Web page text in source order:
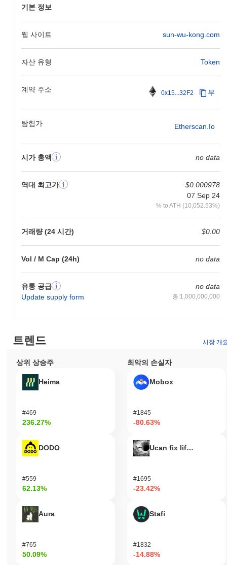
기본 정보
웹 사이트 sun-wu-kong.com
자산 유형 Token
계약 주소 0x15...32F2 부
탐험가 Etherscan.io
시가 총액 no data
역대 최고가
$0.000978
07 Sep 24
% to ATH (10,052.53%)
거래량 (24 시간) $0.00
Vol / M Cap (24h) no data
유통 공급
Update supply form
no data
총:1,000,000,000
2024년 중반까지 최종화될 것으로 예상됩니다. 이 협력은 생태계
하고 커뮤니티 참여를 촉진하기 위한 더 넓은 전략의 일환으로, 공
손오공의 차별점은 무엇인가?
손오공은 혁신적인 레이어 2(L2) 아키텍처를 통해 전통적인 블록체
인 솔루션에 비해 거래 처리량을 향상시키고 지연 시간을 줄입니
다. 이 설계는 샤딩 기술을 활용하여 거래의 병렬 처리를 가능하게
하여 확장성과 효율성을 크게 개선합니다. 또한, 손오공은 분산화
와 보안을 균형 있게 유지하는 독특한 합의 메커니즘을 통합하여
강력한 거래 검증을 보장하면서도 높은 수준의 네트워크 참여를 유
성과 매력을 넓힙니다. 생태계는 개발자 도구와 SDK의 다양한 범
위를 제공하여 쉬운 통합 및 애플리케이션 개발을 촉진하며, 창작
자들의 활기찬 커뮤니티를 조성합니다. 주목할 만한 프로젝트 및
조직과의 파트너십은 그 기능을 더욱 향상시켜 손오공이 진화하는
분산 기술 환경에서 독특한 역할을 할 수 있도록 기여합니다. 이러
한 고급 기술, 강력한 개발자 지원 및 전략적 파트너십의 조합은 손
오공을 블록체인 공간에서 주목할 만한 플레이어로 자리매김하게
합니다.
손오공으로 무엇을 할 수 있는가?
손오공 토큰은 생태계 내에서 여러 실용적인 용도로 사용됩니다.
주로 거래 수수료로 사용되어 사용자가 가치를 전송하고 플랫폼에
구축된 분산 애플리케이션(dApps)과 상호작용할 수 있게 합니다.
손오공 보유자는 스테이킹에 참여할 수 있으며, 이는 네트워크를
자에게 손오공은 dApps 및 통합을 구축하기 위한 도구를 제공하여
생태계 내 혁신을 촉진합니다. 이 플랫폼은 거래 및 기타 기능을 위
니다. 전반적으로 이 토큰은 사용자 참여와 개발자 협업을 증진시
켜 활기차고 활동적인 커뮤니티에 기여합니다.
손오공은 여전히 활동적이거나 관련성이 있는가?
손오공은 2023년 9월에 발표된 최근의 거버넌스 제안을 통해 여전
히 활동적이며, 이는 커뮤니티 참여와 의사 결정 과정을 강화하는
자 경험을 개선하는 데 중점을 두고 있으며, 업데이트는 정기적으
로 GitHub 저장소에 푸시되고 있습니다. 이 프로젝트는 여러 분산
다. 또한, 이 프로젝트는 여러 거래소에서 지속적인 거래량을 보이
고 있어 시장의 지속적인 관심과 참여를 나타냅니다. 이러한 지표
뒷받침합니다.
손오공은 개발자와 소비자를 위해 설계되어, 커뮤니티 주도의 거버
넌스와 유틸리티를 강조하는 분산 생태계에 참여할 수 있도록 합니
트렌드 시장 개
상위 상승주
Heima
#469
236.27%
DODO
#559
62.13%
Aura
#765
50.09%
최악의 손실자
Mobox
#1845
-80.63%
Ucan fix life in1day
#1695
-23.42%
Stafi
#1832
-14.88%